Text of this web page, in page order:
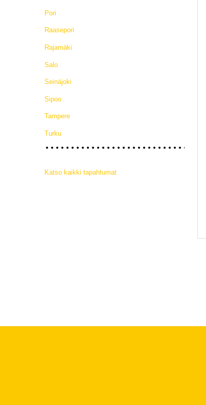
Pori
Raasepori
Rajamäki
Salo
Seinäjoki
Sipoo
Tampere
Turku
Katso kaikki tapahtumat